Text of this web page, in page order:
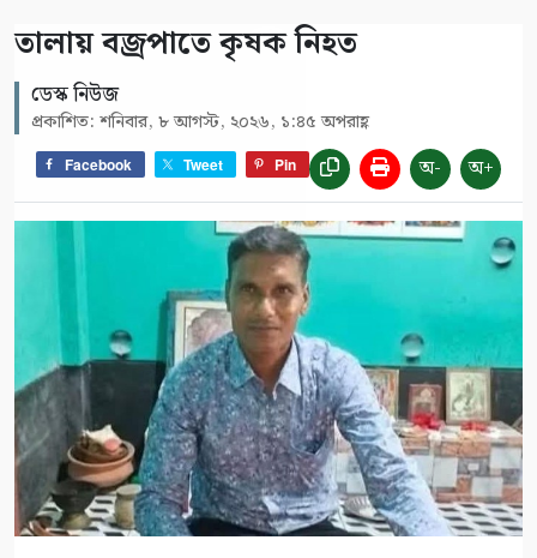
তালায় বজ্রপাতে কৃষক নিহত
ডেস্ক নিউজ
প্রকাশিত: শনিবার, ৮ আগস্ট, ২০২৬, ১:৪৫ অপরাহ্ণ
Facebook Tweet Pin অ- অ+